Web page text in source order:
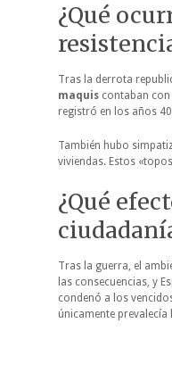
¿Qué
Tras la derrota
maquis contaban
registró en los años
También hubo
viviendas. Estos
¿Qué
Tras la guerra, el
las consecuencias, y
condenó a los
únicamente prevalecía